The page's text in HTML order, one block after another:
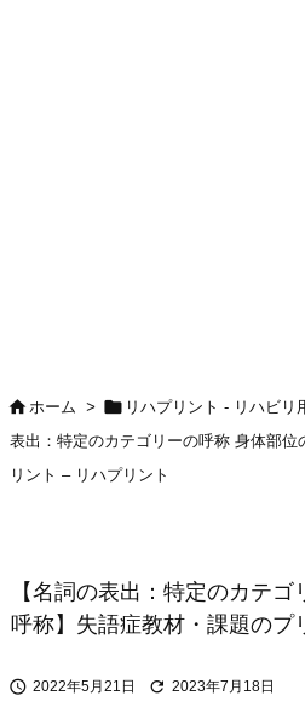
ホーム >  リハプリント - リハビリ
表出：特定のカテゴリーの呼称 身体部
リント – リハプリント
【名詞の表出：特定のカテ
呼称】失語症教材・課題のプ
 2022年5月21日  2023年7月18日